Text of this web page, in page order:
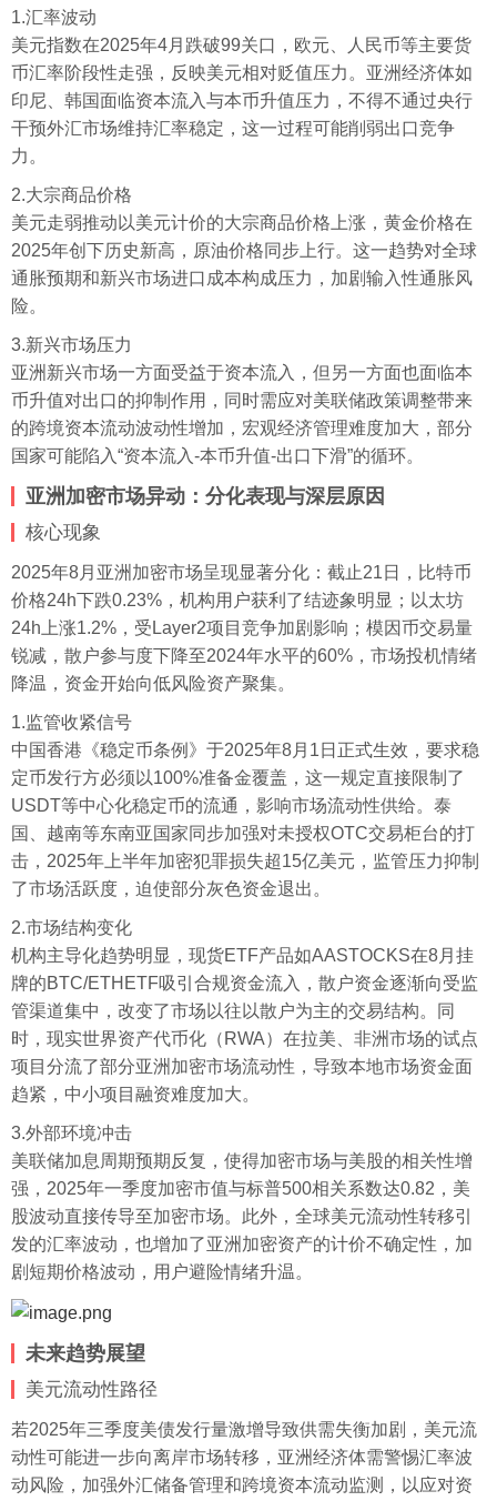
1.汇率波动
美元指数在2025年4月跌破99关口，欧元、人民币等主要货
币汇率阶段性走强，反映美元相对贬值压力。亚洲经济体如
印尼、韩国面临资本流入与本币升值压力，不得不通过央行
干预外汇市场维持汇率稳定，这一过程可能削弱出口竞争
力。
2.大宗商品价格
美元走弱推动以美元计价的大宗商品价格上涨，黄金价格在
2025年创下历史新高，原油价格同步上行。这一趋势对全球
通胀预期和新兴市场进口成本构成压力，加剧输入性通胀风
险。
3.新兴市场压力
亚洲新兴市场一方面受益于资本流入，但另一方面也面临本
币升值对出口的抑制作用，同时需应对美联储政策调整带来
的跨境资本流动波动性增加，宏观经济管理难度加大，部分
国家可能陷入“资本流入-本币升值-出口下滑”的循环。
亚洲加密市场异动：分化表现与深层原因
核心现象
2025年8月亚洲加密市场呈现显著分化：截止21日，比特币
价格24h下跌0.23%，机构用户获利了结迹象明显；以太坊
24h上涨1.2%，受Layer2项目竞争加剧影响；模因币交易量
锐减，散户参与度下降至2024年水平的60%，市场投机情绪
降温，资金开始向低风险资产聚集。
1.监管收紧信号
中国香港《稳定币条例》于2025年8月1日正式生效，要求稳
定币发行方必须以100%准备金覆盖，这一规定直接限制了
USDT等中心化稳定币的流通，影响市场流动性供给。泰
国、越南等东南亚国家同步加强对未授权OTC交易柜台的打
击，2025年上半年加密犯罪损失超15亿美元，监管压力抑制
了市场活跃度，迫使部分灰色资金退出。
2.市场结构变化
机构主导化趋势明显，现货ETF产品如AASTOCKS在8月挂
牌的BTC/ETHETF吸引合规资金流入，散户资金逐渐向受监
管渠道集中，改变了市场以往以散户为主的交易结构。同
时，现实世界资产代币化（RWA）在拉美、非洲市场的试点
项目分流了部分亚洲加密市场流动性，导致本地市场资金面
趋紧，中小项目融资难度加大。
3.外部环境冲击
美联储加息周期预期反复，使得加密市场与美股的相关性增
强，2025年一季度加密市值与标普500相关系数达0.82，美
股波动直接传导至加密市场。此外，全球美元流动性转移引
发的汇率波动，也增加了亚洲加密资产的计价不确定性，加
剧短期价格波动，用户避险情绪升温。
未来趋势展望
美元流动性路径
若2025年三季度美债发行量激增导致供需失衡加剧，美元流
动性可能进一步向离岸市场转移，亚洲经济体需警惕汇率波
动风险，加强外汇储备管理和跨境资本流动监测，以应对资